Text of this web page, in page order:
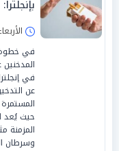
الأربعاء 13/نوفمبر/2024 -
في خطوة
في
عن
حيث يُعد
المزمنة
وسرطان